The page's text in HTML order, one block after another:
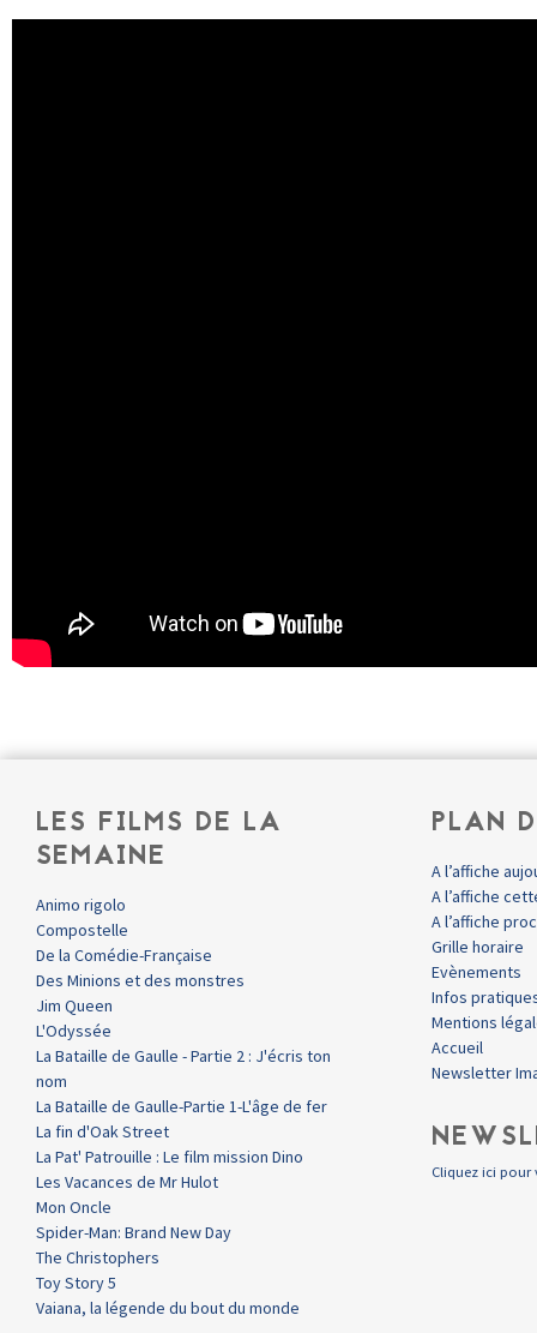
LES FILMS DE LA
SEMAINE
Animo rigolo
Compostelle
De la Comédie-Française
Des Minions et des monstres
Jim Queen
L'Odyssée
La Bataille de Gaulle - Partie 2 : J'écris ton
nom
La Bataille de Gaulle-Partie 1-L'âge de fer
La fin d'Oak Street
La Pat' Patrouille : Le film mission Dino
Les Vacances de Mr Hulot
Mon Oncle
Spider-Man: Brand New Day
The Christophers
Toy Story 5
Vaiana, la légende du bout du monde
PLAN
A l’affiche
A l’affiche
A l’affiche
Grille horaire
Evènements
Infos
Mentions
Accueil
Newsletter
Cliquez ici pour